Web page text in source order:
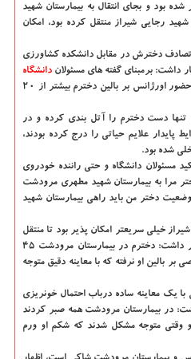
بود و بجای انتقال به بیمارستان شهید
رجایی شیراز منتقل كرده بود، امكان
دخترش در مقابل دانشكده كشاورزی
داشت: برمبنای گفته های مسئولان دانشگاه‌
راننده وانت و همكلاسی دخترم، زمان حضور اورژانس بر بالین دخترم بیشتر از ۲۰
تنها دست دخترم را آتل بندی كرده و در
علایم حیاتی را درج كرده بودند،
شده بود.
مسئولان دانشگاه و حتی راننده خودروی
مرا به بیمارستان شهید مطهری مرودشت
دختر من باید راهی بیمارستان شهید
خیلی سریعتر امكان پذیر بود تا منتقل
كردن او به بیمارستان مرودشت، اظهار داشت: دخترم در بیمارستان مرودشت ۴۵
بالین او نرفته كه با معاینه دقیق متوجه
یك معاینه ساده درباب احتمال خونریزی
در بیمارستان مرودشت همه صبر كردند
وقتی متوجه مشكل شدند كه شكم او ورم